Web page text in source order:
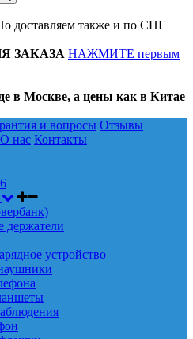
доставляем также и по СНГ
ЗАКАЗА НАЖМИТЕ первым
в Москве, а цены как в Китае
и вопросы Отзывы
О нас Контакты
держатели
устройство